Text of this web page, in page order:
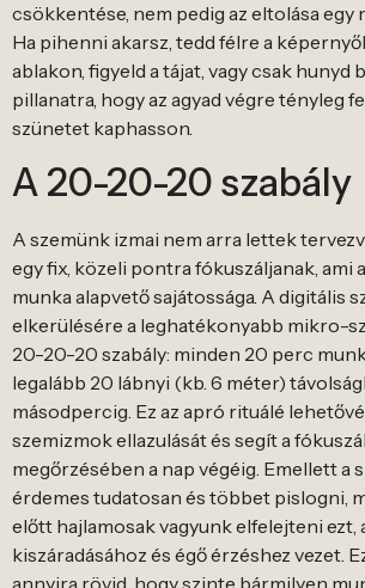
csökkentése, nem pedig az eltolása egy
Ha pihenni akarsz, tedd félre a
ablakon, figyeld a tájat, vagy csak hunyd
pillanatra, hogy az agyad végre tényleg
szünetet kaphasson.
A 20-20-20 szabály
A szemünk izmai nem arra lettek
egy fix, közeli pontra fókuszáljanak, ami
munka alapvető sajátossága. A digitális
elkerülésére a leghatékonyabb mikro-
20-20-20 szabály: minden 20 perc
legalább 20 lábnyi (kb. 6 méter)
másodpercig. Ez az apró rituálé
szemizmok ellazulását és segít a
megőrzésében a nap végéig. Emellett a
érdemes tudatosan és többet pislogni,
előtt hajlamosak vagyunk elfelejteni ezt,
kiszáradásához és égő érzéshez vezet.
annyira rövid, hogy szinte bármilyen